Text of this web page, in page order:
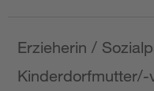
Erzieherin /
Kinderdorfmutter/-